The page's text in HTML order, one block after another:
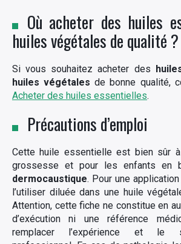
Où acheter des huiles
huiles végétales de qualité ?
Si vous souhaitez acheter des
huiles végétalesde bonne qualité,
Acheter des huiles essentielles.
Précautions d’emploi
Cette huile essentielle est bien sûr
grossesse et pour les enfants en
dermocaustique. Pour une
l’utiliser diluée dans une huile
Attention, cette fiche ne constitue en
d’exécution ni une référence
remplacer l’expérience et le